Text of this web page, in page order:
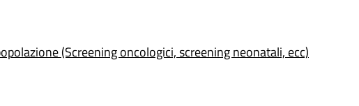
(Screening oncologici, screening neonatali, ecc)